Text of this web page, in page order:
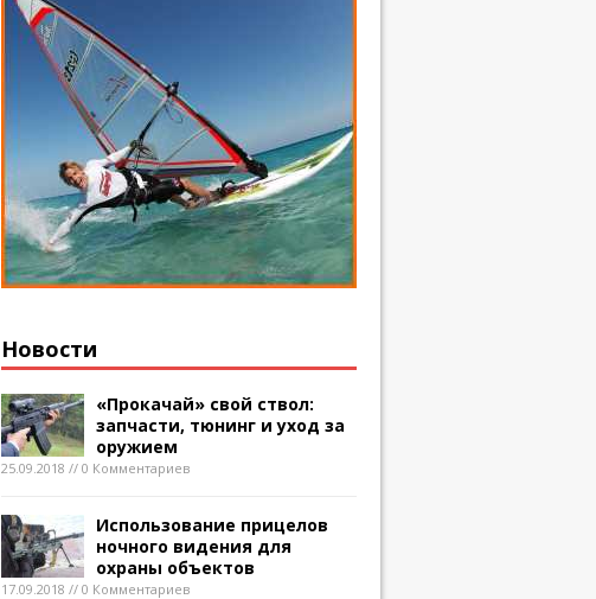
Новости
«Прокачай» свой ствол:
запчасти, тюнинг и уход за
оружием
25.09.2018 // 0 Комментариев
Использование прицелов
ночного видения для
охраны объектов
17.09.2018 // 0 Комментариев